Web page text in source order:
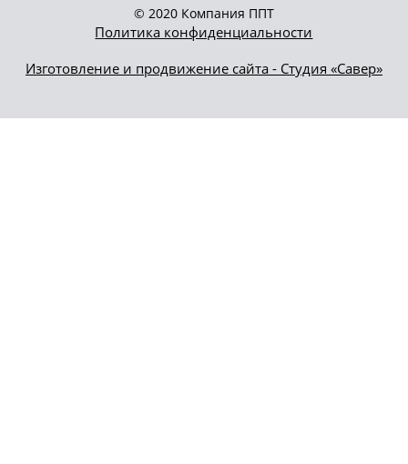
© 2020 Компания ППТ
Политика конфиденциальности
Изготовление и продвижение сайта - Студия «Савер»